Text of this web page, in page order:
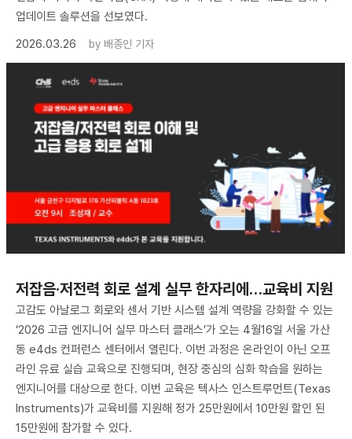
업데이트 솔루션을 선보였다.
2026.03.26
by 배종인 기자
저잡음·저전력 회로 설계 실무 한자리에…교육비 지원
고감도 아날로그 회로와 센서 기반 시스템 설계 역량을 강화할 수 있는
‘2026 고급 엔지니어 실무 마스터 클래스’가 오는 4월16일 서울 가산
동 e4ds 컨퍼런스 센터에서 열린다. 이번 과정은 온라인이 아닌 오프
라인 유료 실습 교육으로 진행되며, 현장 중심의 심화 학습을 원하는
엔지니어를 대상으로 한다. 이번 교육은 텍사스 인스트루먼트(Texas
Instruments)가 교육비를 지원해 정가 25만원에서 10만원 할인 된
15만원에 참가할 수 있다.